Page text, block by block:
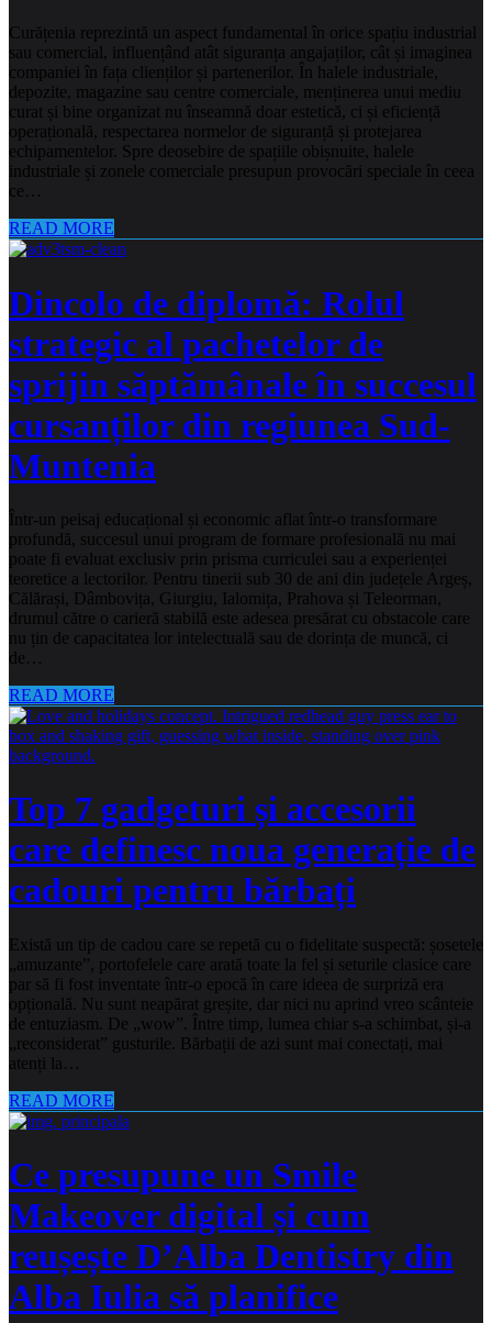
Curățenia reprezintă un aspect fundamental în orice spațiu industrial
sau comercial, influențând atât siguranța angajaților, cât și imaginea
companiei în fața clienților și partenerilor. În halele industriale,
depozite, magazine sau centre comerciale, menținerea unui mediu
curat și bine organizat nu înseamnă doar estetică, ci și eficiență
operațională, respectarea normelor de siguranță și protejarea
echipamentelor. Spre deosebire de spațiile obișnuite, halele
industriale și zonele comerciale presupun provocări speciale în ceea
ce…
READ MORE
Dincolo de diplomă: Rolul
strategic al pachetelor de
sprijin săptămânale în succesul
cursanților din regiunea Sud-
Muntenia
Într-un peisaj educațional și economic aflat într-o transformare
profundă, succesul unui program de formare profesională nu mai
poate fi evaluat exclusiv prin prisma curriculei sau a experienței
teoretice a lectorilor. Pentru tinerii sub 30 de ani din județele Argeș,
Călărași, Dâmbovița, Giurgiu, Ialomița, Prahova și Teleorman,
drumul către o carieră stabilă este adesea presărat cu obstacole care
nu țin de capacitatea lor intelectuală sau de dorința de muncă, ci
de…
READ MORE
Top 7 gadgeturi și accesorii
care definesc noua generație de
cadouri pentru bărbați
Există un tip de cadou care se repetă cu o fidelitate suspectă: șosetele
„amuzante”, portofelele care arată toate la fel și seturile clasice care
par să fi fost inventate într-o epocă în care ideea de surpriză era
opțională. Nu sunt neapărat greșite, dar nici nu aprind vreo scânteie
de entuziasm. De „wow”. Între timp, lumea chiar s-a schimbat, și-a
„reconsiderat” gusturile. Bărbații de azi sunt mai conectați, mai
atenți la…
READ MORE
Ce presupune un Smile
Makeover digital și cum
reușește D’Alba Dentistry din
Alba Iulia să planifice